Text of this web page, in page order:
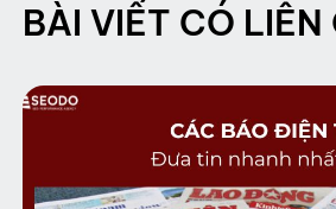
BÀI VIẾT CÓ LIÊN